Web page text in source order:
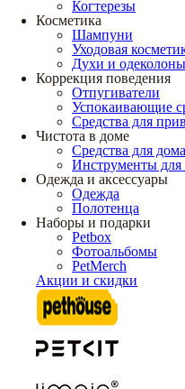
Когтерезы
Косметика
Шампуни
Уходовая
Духи и одеколоны
Коррекция поведения
Отпугиватели
Успокаивающие
Средства для
Чистота в доме
Средства для дома
Инструменты для
Одежда и аксессуары
Одежда
Полотенца
Наборы и подарки
Petbox
Фотоальбомы
PetMerch
Акции и скидки